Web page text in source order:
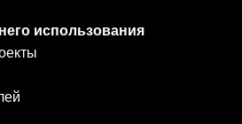
использования